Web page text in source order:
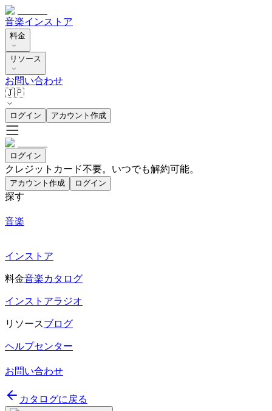
音楽インストア
料金
リソース
お問い合わせ
🇯🇵
ログイン アカウント作成
ログイン
クレジットカード不要。いつでも解約可能。
アカウント作成 ログイン
探す
音楽
インストア
料金音楽カタログ
インストアラジオ
リソースブログ
ヘルプセンター
お問い合わせ
カタログに戻る